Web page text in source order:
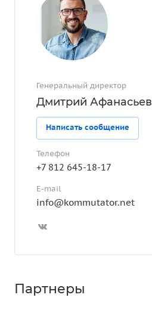
Генеральный директор
Дмитрий Афанасьев
Написать сообщение
Телефон
+7 812 645-18-17
E-mail
info@kommutator.net
Партнеры